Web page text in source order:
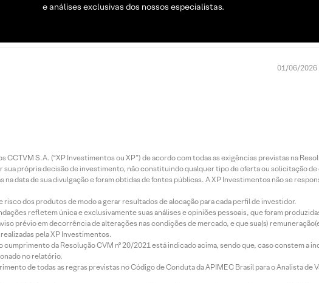
e análises exclusivas dos nossos especialistas.
01/06/2026
CCTVM S.A. (“XP Investimentos ou XP”) de acordo com todas as exigências previstas na
própria decisão de investimento, não constituindo qualquer tipo de oferta ou solicitação
data de sua divulgação e foram obtidas de fontes públicas. A XP Investimentos não se
dos produtos de modo a gerar resultados de alocação para cada perfil de investidor.
refletem única e exclusivamente suas análises e opiniões pessoais, que foram
prévio em decorrência de alterações nas condições de mercado, e que sua(s)
pela XP Investimentos.
da Resolução CVM nº 20/2021 está indicado acima, sendo que, caso constem a
no relatório.
de todas as regras previstas no Código de Conduta da APIMEC Brasil para o Analista de